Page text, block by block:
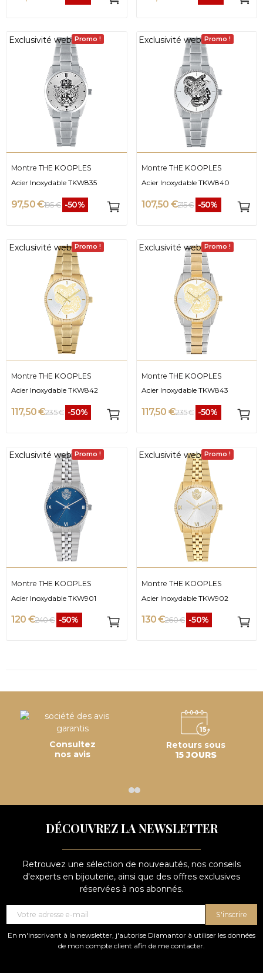
Exclusivité web Promo !
Montre THE KOOPLES
Acier Inoxydable TKW835
97,50 €195 € -50%
Exclusivité web Promo !
Montre THE KOOPLES
Acier Inoxydable TKW840
107,50 €215 € -50%
Exclusivité web Promo !
Montre THE KOOPLES
Acier Inoxydable TKW842
117,50 €235 € -50%
Exclusivité web Promo !
Montre THE KOOPLES
Acier Inoxydable TKW843
117,50 €235 € -50%
Exclusivité web Promo !
Montre THE KOOPLES
Acier Inoxydable TKW901
120 €240 € -50%
Exclusivité web Promo !
Montre THE KOOPLES
Acier Inoxydable TKW902
130 €260 € -50%
Consultez
nos avis
Retours sous
15 JOURS
DÉCOUVREZ LA NEWSLETTER
Retrouvez une sélection de nouveautés, nos conseils
d'experts en bijouterie, ainsi que des offres exclusives
réservées à nos abonnés.
S'inscrire
En m'inscrivant à la newsletter, j'autorise Diamantor à utiliser les données
de mon compte client afin de me contacter.